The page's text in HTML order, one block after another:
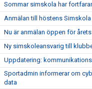
Sommar simskola har
Anmälan till höstens Simskola
Nu är anmälan öppen för
Ny simskoleansvarig till
Uppdatering:
Sportadmin informerar om
data